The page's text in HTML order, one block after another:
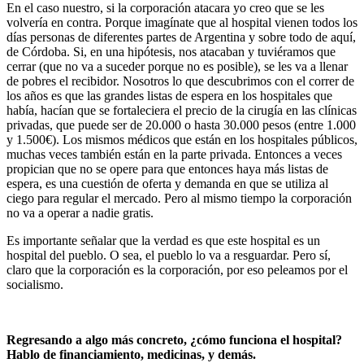
En el caso nuestro, si la corporación atacara yo creo que se les
volvería en contra. Porque imagínate que al hospital vienen todos los
días personas de diferentes partes de Argentina y sobre todo de aquí,
de Córdoba. Si, en una hipótesis, nos atacaban y tuviéramos que
cerrar (que no va a suceder porque no es posible), se les va a llenar
de pobres el recibidor. Nosotros lo que descubrimos con el correr de
los años es que las grandes listas de espera en los hospitales que
había, hacían que se fortaleciera el precio de la cirugía en las clínicas
privadas, que puede ser de 20.000 o hasta 30.000 pesos (entre 1.000
y 1.500€). Los mismos médicos que están en los hospitales públicos,
muchas veces también están en la parte privada. Entonces a veces
propician que no se opere para que entonces haya más listas de
espera, es una cuestión de oferta y demanda en que se utiliza al
ciego para regular el mercado. Pero al mismo tiempo la corporación
no va a operar a nadie gratis.
Es importante señalar que la verdad es que este hospital es un
hospital del pueblo. O sea, el pueblo lo va a resguardar. Pero sí,
claro que la corporación es la corporación, por eso peleamos por el
socialismo.
Regresando a algo más concreto, ¿cómo funciona el hospital?
Hablo de financiamiento, medicinas, y demás.